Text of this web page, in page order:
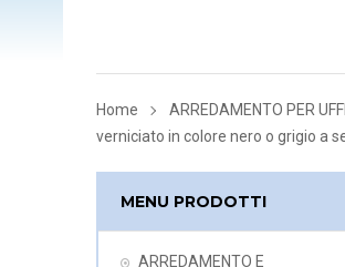
Home ARREDAMENTO PER
verniciato in colore nero o grigio a
MENU PRODOTTI
ARREDAMENTO E